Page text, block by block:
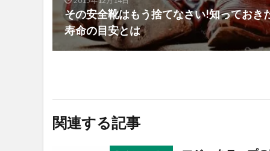
その安全靴はもう捨てなさい!知っておき
寿命の目安とは
関連する記事